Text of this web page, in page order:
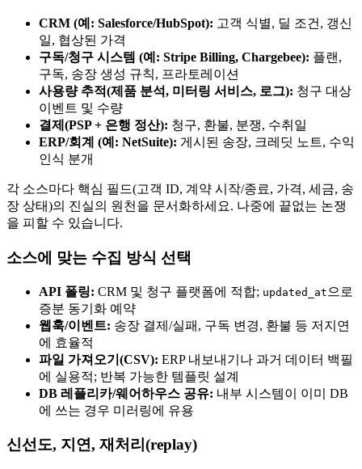
CRM (예: Salesforce/HubSpot): 고객 식별, 딜 조건, 갱신
일, 협상된 가격
구독/청구 시스템 (예: Stripe Billing, Chargebee): 플랜,
구독, 송장 생성 규칙, 프라토레이션
사용량 추적(제품 분석, 미터링 서비스, 로그): 청구 대상
이벤트 및 수량
결제(PSP + 은행 정산): 청구, 환불, 분쟁, 수취일
ERP/회계 (예: NetSuite): 게시된 송장, 크레딧 노트, 수익
인식 분개
각 소스마다 핵심 필드(고객 ID, 계약 시작/종료, 가격, 세금, 송
장 상태)의 진실의 원천을 문서화하세요. 나중에 끝없는 논쟁
을 피할 수 있습니다.
소스에 맞는 수집 방식 선택
API 폴링: CRM 및 청구 플랫폼에 적합; updated_at 으로
증분 동기화 예약
웹훅/이벤트: 송장 결제/실패, 구독 변경, 환불 등 저지연
에 효율적
파일 가져오기(CSV): ERP 내보내기나 과거 데이터 백필
에 실용적; 반복 가능한 템플릿 설계
DB 레플리카/웨어하우스 공유: 내부 시스템이 이미 DB
에 쓰는 경우 미러링에 유용
신선도, 지연, 재처리(replay)